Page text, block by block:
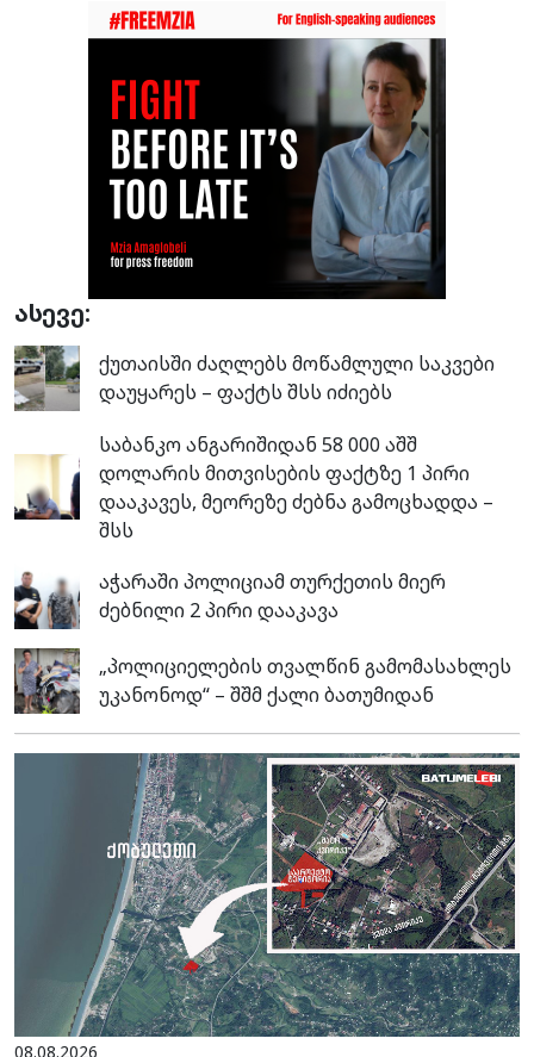
ასევე:
ქუთაისში ძაღლებს მოწამლული საკვები
დაუყარეს – ფაქტს შსს იძიებს
საბანკო ანგარიშიდან 58 000 აშშ
დოლარის მითვისების ფაქტზე 1 პირი
დააკავეს, მეორეზე ძებნა გამოცხადდა –
შსს
აჭარაში პოლიციამ თურქეთის მიერ
ძებნილი 2 პირი დააკავა
„პოლიციელების თვალწინ გამომასახლეს
უკანონოდ“ – შშმ ქალი ბათუმიდან
08.08.2026